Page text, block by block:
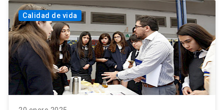
Calidad de vida